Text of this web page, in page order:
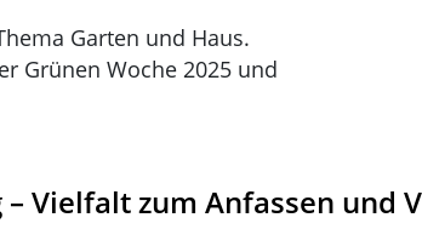
Garten und Haus.
Grünen Woche 2025 und
Vielfalt zum Anfassen und